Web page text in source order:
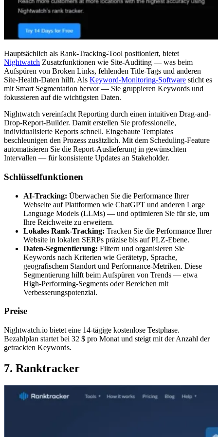
Hauptsächlich als Rank-Tracking-Tool positioniert, bietet
Nightwatch Zusatzfunktionen wie Site-Auditing — was beim
Aufspüren von Broken Links, fehlenden Title-Tags und anderen
Site-Health-Daten hilft. Als Keyword-Monitoring-Software sticht es
mit Smart Segmentation hervor — Sie gruppieren Keywords und
fokussieren auf die wichtigsten Daten.
Nightwatch vereinfacht Reporting durch einen intuitiven Drag-and-
Drop-Report-Builder. Damit erstellen Sie professionelle,
individualisierte Reports schnell. Eingebaute Templates
beschleunigen den Prozess zusätzlich. Mit dem Scheduling-Feature
automatisieren Sie die Report-Auslieferung in gewünschten
Intervallen — für konsistente Updates an Stakeholder.
Schlüsselfunktionen
AI-Tracking: Überwachen Sie die Performance Ihrer
Webseite auf Plattformen wie ChatGPT und anderen Large
Language Models (LLMs) — und optimieren Sie für sie, um
Ihre Reichweite zu erweitern.
Lokales Rank-Tracking: Tracken Sie die Performance Ihrer
Website in lokalen SERPs präzise bis auf PLZ-Ebene.
Daten-Segmentierung: Filtern und organisieren Sie
Keywords nach Kriterien wie Gerätetyp, Sprache,
geografischem Standort und Performance-Metriken. Diese
Segmentierung hilft beim Aufspüren von Trends — etwa
High-Performing-Segments oder Bereichen mit
Verbesserungspotenzial.
Preise
Nightwatch.io bietet eine 14-tägige kostenlose Testphase.
Bezahlplan startet bei 32 $ pro Monat und steigt mit der Anzahl der
getrackten Keywords.
7. Ranktracker